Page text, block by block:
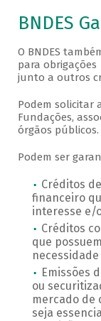
BNDES
O BNDES
para
junto a outros
Podem solicitar
Fundações,
órgãos públicos.
Podem ser
Créditos
financeiro
interesse e/
Créditos
que
Emissões
ou
mercado de
seja